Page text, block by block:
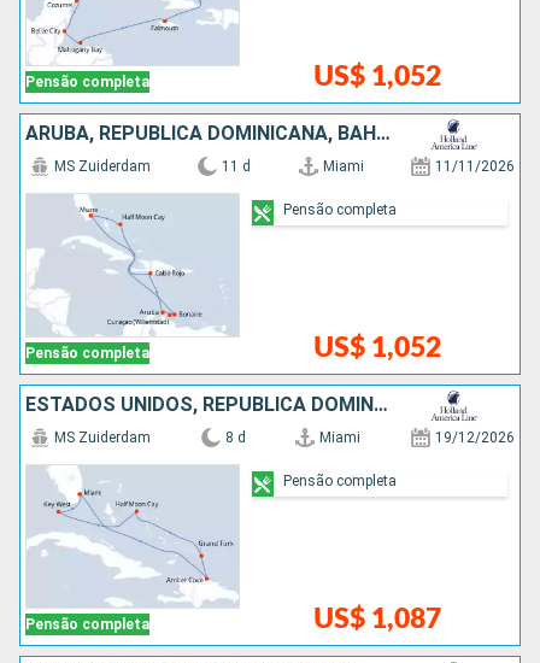
Pensão completa US$ 1,052
ARUBA, REPUBLICA DOMINICANA, BAHAMAS, ESTADOS UNIDOS
Pensão completa
MS Zuiderdam 11 d Miami 11/11/2026
US$ 1,052
Pensão completa
ESTADOS UNIDOS, REPUBLICA DOMINICANA, BAHAMAS
Pensão completa
MS Zuiderdam 8 d Miami 19/12/2026
US$ 1,087
Pensão completa